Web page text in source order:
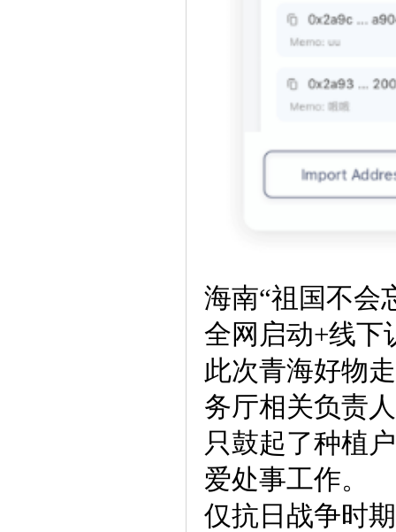
海南“祖国不会
全网启动+线下
此次青海好物
务厅相关负责
只鼓起了种植
爱处事工作。
仅抗日战争时